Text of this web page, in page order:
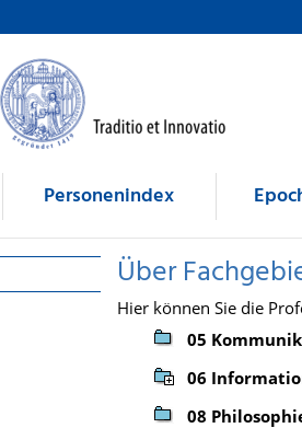
Personenindex
Über
Hier können Sie die
05
06
08